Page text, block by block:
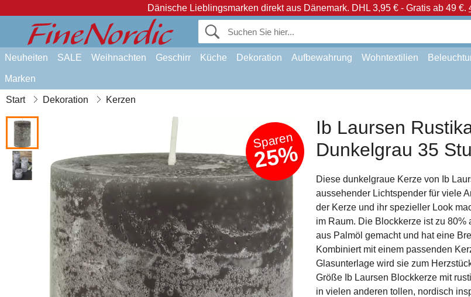
Dänische Lieblingsmarken direkt aus Dänemark. DHL 3,95 € - Gratis ab 49 €.
Neuheiten SALE Weihnachten Geschirr Küche Dekoration Aufbewahrung Wohntextilien
Marken
Start Dekoration Kerzen
Sparen
25%
Ib Laursen
Dunkelgrau 35
Diese dunkelgraue Kerze von Ib
aussehender Lichtspender für viele
der Kerze und ihr spezieller Look
im Raum. Die Blockkerze ist zu 80%
aus Palmöl gemacht und hat eine
Kombiniert mit einem passenden
Glasunterlage wird sie zum
Größe Ib Laursen Blockkerze mit
in vielen anderen tollen, nordisch